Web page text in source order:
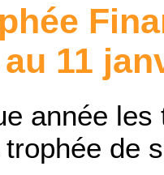
11
année
de